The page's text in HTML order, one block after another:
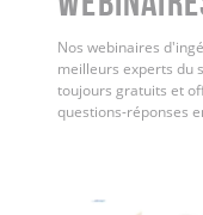
Nos webinaires
meilleurs experts du
toujours gratuits et
questions-réponses